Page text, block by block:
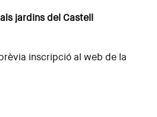
jardins del Castell
inscripció al web de la